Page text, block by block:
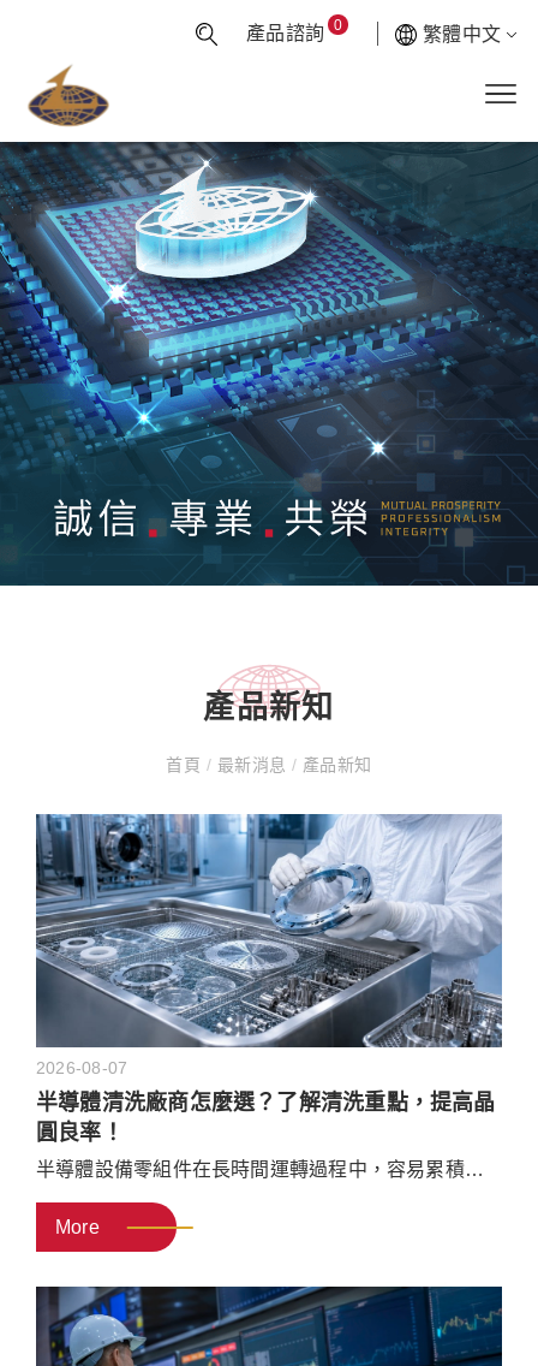
產品諮詢 0 繁體中文
產品新知
首頁 / 最新消息 / 產品新知
2026-08-07
半導體清洗廠商怎麼選？了解清洗重點，提高晶
圓良率！
半導體設備零組件在長時間運轉過程中，容易累積微
塵顆粒、化學殘留物或其他污染物。若未定期進行清
洗，這些污染物可能在製程中再次脫落，造成設備異
的重要性、常見清洗方式與流程，並整理挑選清洗廠
商的評估標準，幫助企業找到符合需求的專業清洗廠
商。
More